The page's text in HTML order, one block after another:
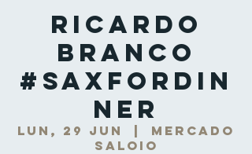
Ricardo
Branco
#SaxForDin
ner
lun, 29 jun
Mercado
Saloio